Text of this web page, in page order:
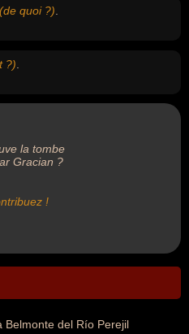
(de quoi ?)
?)
la tombe
Gracian ?
!
Belmonte del Río Perejil